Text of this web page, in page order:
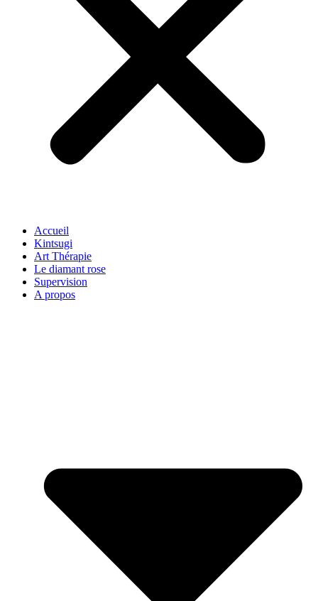
Accueil
Kintsugi
Art Thérapie
Le diamant rose
Supervision
A propos